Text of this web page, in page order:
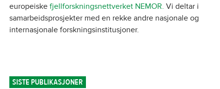
europeiske fjellforskningsnettverket NEMOR. Vi deltar i
samarbeidsprosjekter med en rekke andre nasjonale og
internasjonale forskningsinstitusjoner.
SISTE PUBLIKASJONER